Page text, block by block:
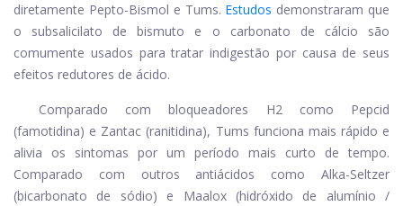
diretamente Pepto-Bismol e Tums. Estudos demonstraram que
o subsalicilato de bismuto e o carbonato de cálcio são
comumente usados ​​para tratar indigestão por causa de seus
efeitos redutores de ácido.
Comparado com bloqueadores H2 como Pepcid
(famotidina) e Zantac (ranitidina), Tums funciona mais rápido e
alivia os sintomas por um período mais curto de tempo.
Comparado com outros antiácidos como Alka-Seltzer
(bicarbonato de sódio) e Maalox (hidróxido de alumínio /